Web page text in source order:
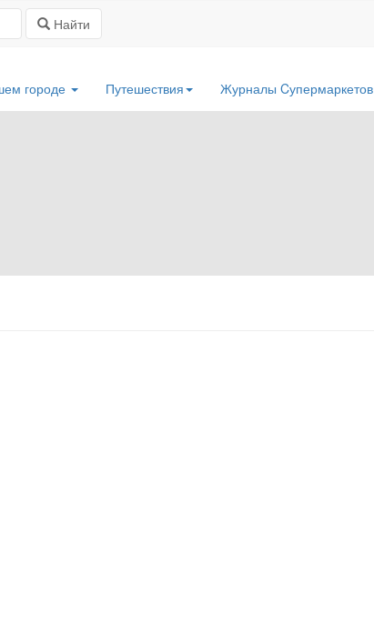
Найти
городе Путешествия Журналы Cупермаркетов